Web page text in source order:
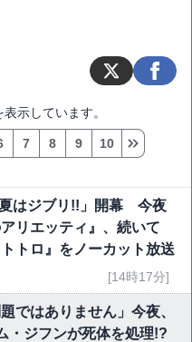
表示しています。
7 8 9 10
はジブリ!!」開幕 今夜
アリエッティ』、続いて
トトロ』をノーカット放送
[14時17分]
ではありません」今夜、
・ジフンが死体を処理!?